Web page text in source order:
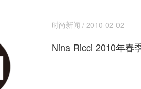
时尚新闻 / 2010-02-02
Nina Ricci 2010年春